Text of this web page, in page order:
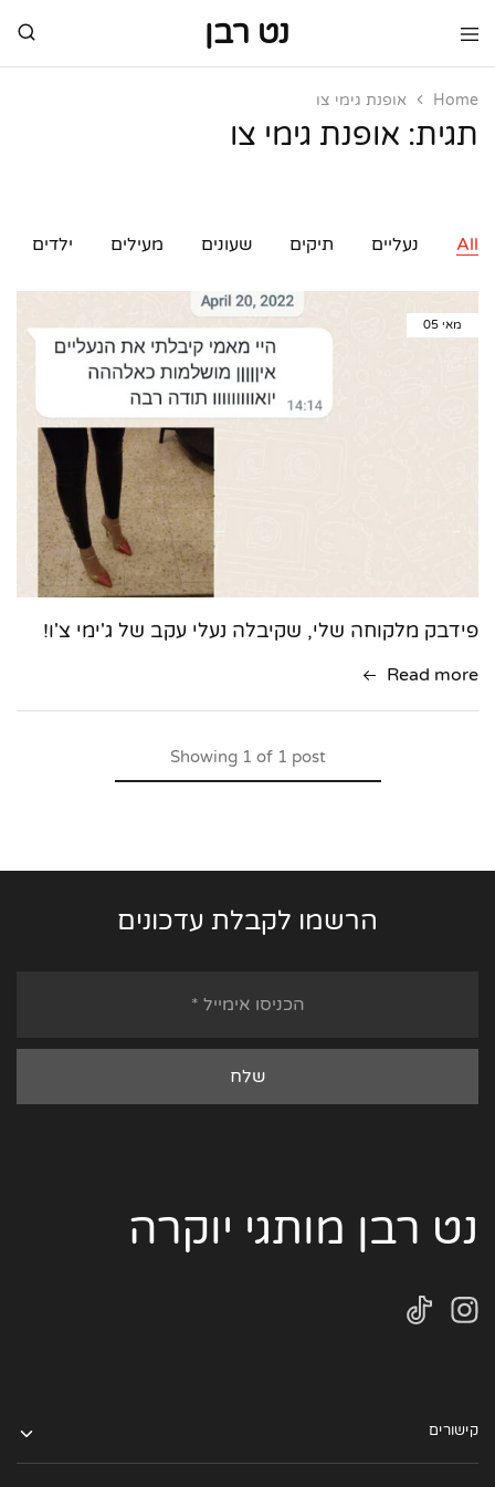
נט רבן
נט
מותגי
מותגי
Home אופנת גימי צו
תגית: אופנת גימי צו
All נעליים תיקים שעונים מעילים ילדים
מאי 05
פידבק מלקוחה שלי, שקיבלה נעלי עקב של ג'ימי צ'ו!
Read more
Showing1 of 1 post
הרשמו לקבלת עדכונים
נט רבן מותגי יוקרה
קישורים